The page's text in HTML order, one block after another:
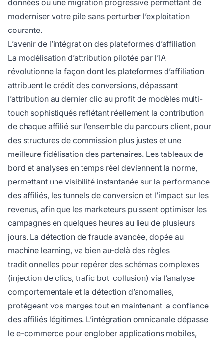
données ou une migration progressive permettant de
moderniser votre pile sans perturber l’exploitation
courante.
L’avenir de l’intégration des plateformes d’affiliation
La modélisation d’attribution pilotée par l’IA
révolutionne la façon dont les plateformes d’affiliation
attribuent le crédit des conversions, dépassant
l’attribution au dernier clic au profit de modèles multi-
touch sophistiqués reflétant réellement la contribution
de chaque affilié sur l’ensemble du parcours client, pour
des structures de commission plus justes et une
meilleure fidélisation des partenaires. Les tableaux de
bord et analyses en temps réel deviennent la norme,
permettant une visibilité instantanée sur la performance
des affiliés, les tunnels de conversion et l’impact sur les
revenus, afin que les marketeurs puissent optimiser les
campagnes en quelques heures au lieu de plusieurs
jours. La détection de fraude avancée, dopée au
machine learning, va bien au-delà des règles
traditionnelles pour repérer des schémas complexes
(injection de clics, trafic bot, collusion) via l’analyse
comportementale et la détection d’anomalies,
protégeant vos marges tout en maintenant la confiance
des affiliés légitimes. L’intégration omnicanale dépasse
le e-commerce pour englober applications mobiles,